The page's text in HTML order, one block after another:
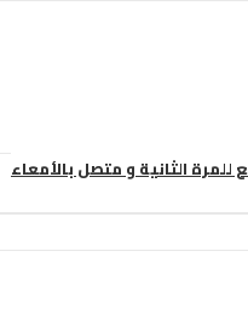
و متصل بالأمعاء